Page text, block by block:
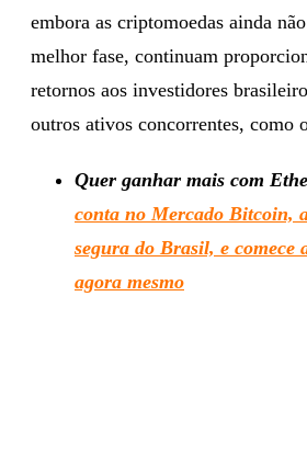
embora as criptomoedas ainda
melhor fase, continuam
retornos aos investidores
outros ativos concorrentes, como
Quer ganhar mais com
conta no Mercado Bitcoin,
segura do Brasil, e comece
agora mesmo